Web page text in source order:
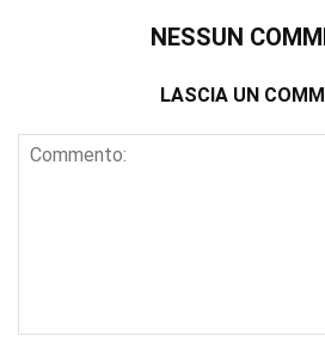
NESSUN
LASCIA UN